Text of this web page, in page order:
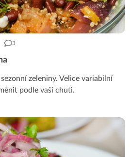
3
zeleniny. Velice variabilní
podle vaší chuti.